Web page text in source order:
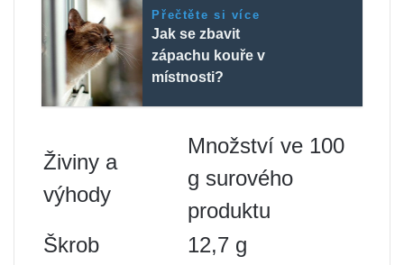
Přečtěte si více
Jak se zbavit
zápachu kouře v
místnosti?
Živiny a
výhody
Množství ve 100
g surového
produktu
Škrob
12,7 g